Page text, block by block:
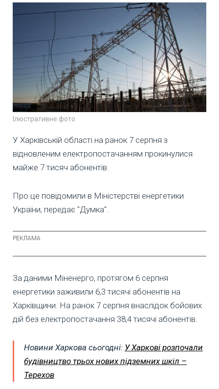
Ілюстративне фото
У Харківській області на ранок 7 серпня з
відновленим електропостачанням прокинулися
майже 7 тисяч абонентів.
Про це повідомили в Міністерстві енергетики
України, передає "Думка".
За даними Міненерго, протягом 6 серпня
енергетики заживили 6,3 тисячі абонентів на
Харківщини. На ранок 7 серпня внаслідок бойових
дій без електропостачання 38,4 тисячі абонентів.
Новини Харкова сьогодні: У Харкові розпочали
будівництво трьох нових підземних шкіл –
Терехов